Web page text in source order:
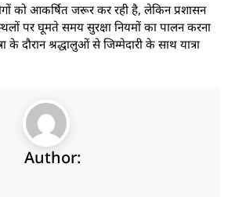
को आकर्षित जरूर कर रही है, लेकिन प्रशासन
पर घूमते समय सुरक्षा नियमों का पालन करना
के दौरान श्रद्धालुओं से जिम्मेदारी के साथ यात्रा
Author: